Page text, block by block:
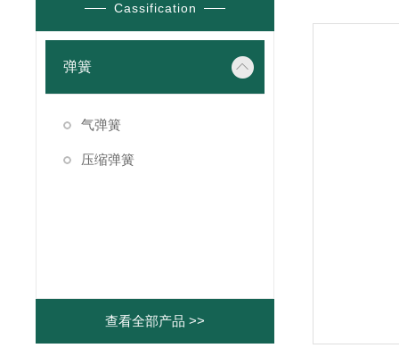
Cassification
弹簧
气弹簧
压缩弹簧
查看全部产品 >>